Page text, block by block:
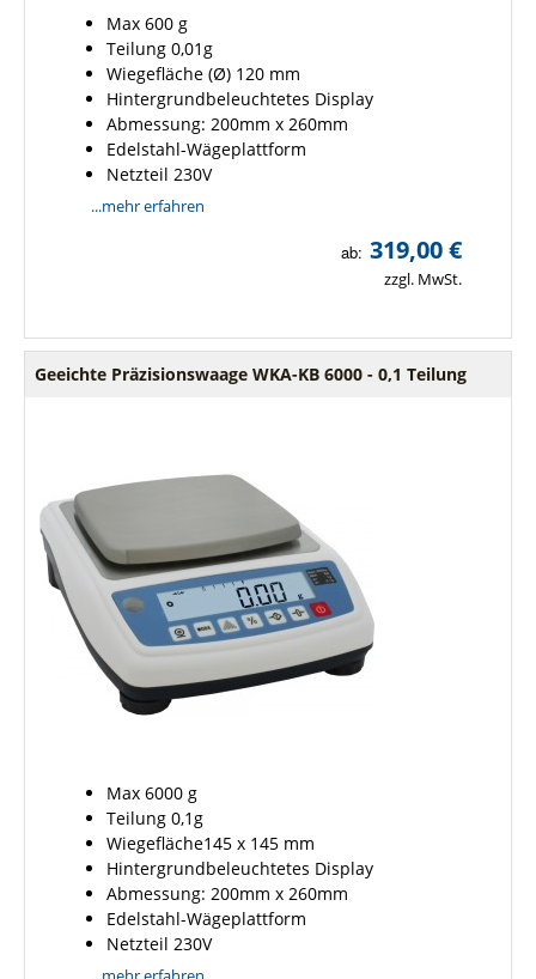
Max 600 g
Teilung 0,01g
Wiegefläche (Ø) 120 mm
Hintergrundbeleuchtetes Display
Abmessung: 200mm x 260mm
Edelstahl-Wägeplattform
Netzteil 230V
...mehr erfahren
ab: 319,00 €
zzgl. MwSt.
Geeichte Präzisionswaage WKA-KB 6000 - 0,1 Teilung
Max 6000 g
Teilung 0,1g
Wiegefläche145 x 145 mm
Hintergrundbeleuchtetes Display
Abmessung: 200mm x 260mm
Edelstahl-Wägeplattform
Netzteil 230V